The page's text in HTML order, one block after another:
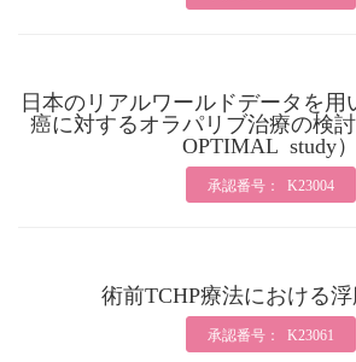
日本のリアルワールドデータを用
癌に対するオラパリブ治療の検討
OPTIMAL study）
承認番号： K23004
術前TCHP療法における
承認番号： K23061